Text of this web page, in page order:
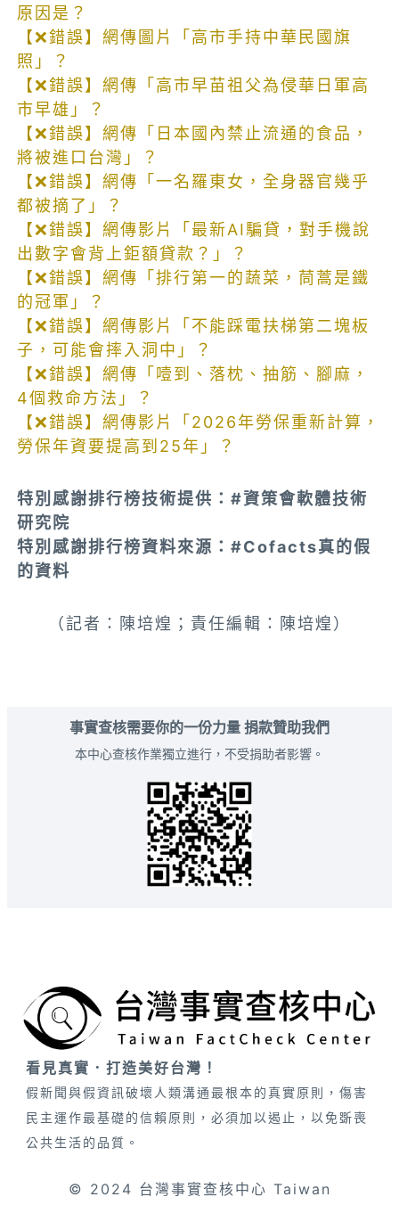
原因是？
【❌錯誤】網傳圖片「高市手持中華民國旗
照」？
【❌錯誤】網傳「高市早苗祖父為侵華日軍高
市早雄」？
【❌錯誤】網傳「日本國內禁止流通的食品，
將被進口台灣」？
【❌錯誤】網傳「一名羅東女，全身器官幾乎
都被摘了」？
【❌錯誤】網傳影片「最新AI騙貸，對手機說
出數字會背上鉅額貸款？」？
【❌錯誤】網傳「排行第一的蔬菜，茼蒿是鐵
的冠軍」？
【❌錯誤】網傳影片「不能踩電扶梯第二塊板
子，可能會摔入洞中」？
【❌錯誤】網傳「噎到、落枕、抽筋、腳麻，
4個救命方法」？
【❌錯誤】網傳影片「2026年勞保重新計算，
勞保年資要提高到25年」？
特別感謝排行榜技術提供：#資策會軟體技術
研究院
特別感謝排行榜資料來源：#Cofacts真的假
的資料
（記者：陳培煌；責任編輯：陳培煌）
事實查核需要你的一份力量 捐款贊助我們
本中心查核作業獨立進行，不受捐助者影響。
看見真實．打造美好台灣！
假新聞與假資訊破壞人類溝通最根本的真實原則，傷害
民主運作最基礎的信賴原則，必須加以遏止，以免斲喪
公共生活的品質。
© 2024 台灣事實查核中心 Taiwan